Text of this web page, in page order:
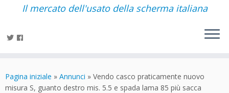
contenuto
Il mercato dell'usato della scherma italiana
Pagina iniziale » Annunci » Vendo casco praticamente nuovo
misura S, guanto destro mis. 5.5 e spada lama 85 più sacca